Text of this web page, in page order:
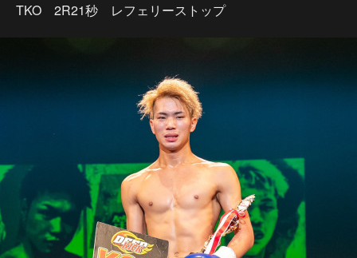
TKO 2R21秒 レフェリーストップ